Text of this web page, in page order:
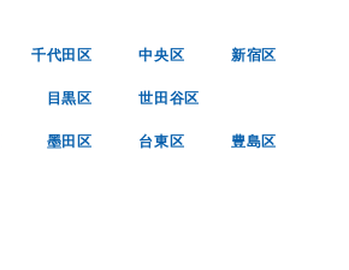
千代田区 中央区 新宿区
目黒区 世田谷区
墨田区 台東区 豊島区